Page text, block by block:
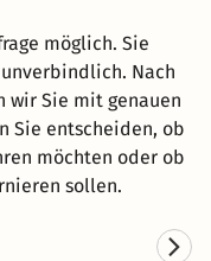
möglich. Sie
Nach
wir Sie mit genauen
Sie entscheiden, ob
möchten oder ob
sollen.